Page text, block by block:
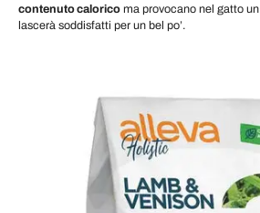
contenuto calorico ma provocano nel gatto un
lascerà soddisfatti per un bel po’.